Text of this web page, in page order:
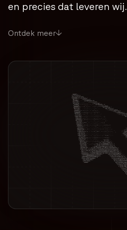
en precies dat leveren wij.
Ontdek meer